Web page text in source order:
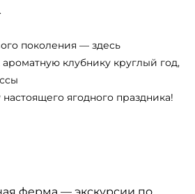
поколения — здесь
клубнику круглый год,
ягодного праздника!